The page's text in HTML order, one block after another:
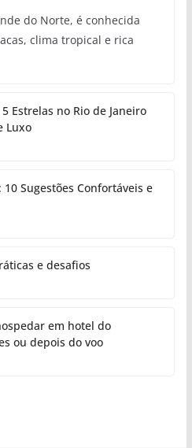
do Norte, é conhecida
clima tropical e rica
Estrelas no Rio de Janeiro
Luxo
Sugestões Confortáveis e
e desafios
em hotel do
ou depois do voo